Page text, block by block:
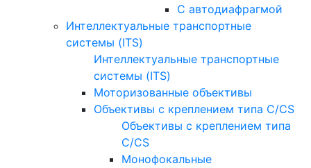
С автодиафрагмой
Интеллектуальные транспортные
системы (ITS)
Интеллектуальные транспортные
системы (ITS)
Моторизованные объективы
Объективы с креплением типа C/CS
Объективы с креплением типа
C/CS
Монофокальные